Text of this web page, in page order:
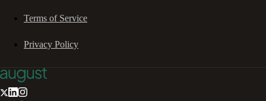
Terms of Service
Privacy Policy